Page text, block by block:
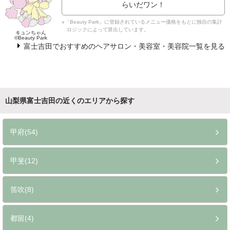
キュンちゃん
©Beauty Park
らいだワン！
※「Beauty Park」に登録されているメニュー価格をもとに独自の集計
ロジックによって算出しています。
富士吉田でおすすめのヘアサロン・美容室・美容院一覧を見る
山梨県富士吉田の近くのエリアから探す
甲府(54)
甲斐(12)
笛吹(8)
都留(4)